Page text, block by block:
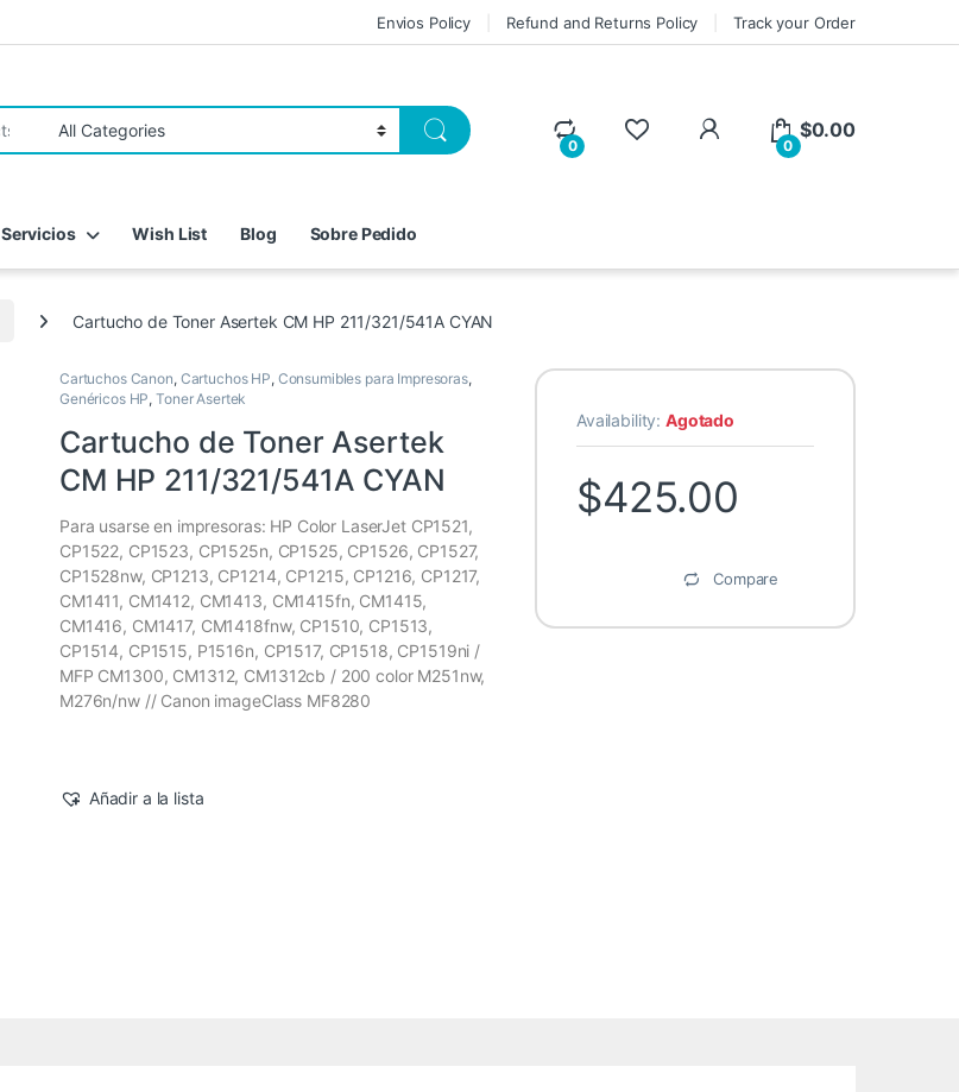
Envios Policy Refund and Returns Policy Track your Order
0
My Account
0
$0.00
Servicios Wish List Blog Sobre Pedido
Cartucho de Toner Asertek CM HP 211/321/541A CYAN
Cartuchos Canon, Cartuchos HP, Consumibles para Impresoras,
Genéricos HP,Toner Asertek
Cartucho de Toner Asertek
CM HP 211/321/541A CYAN
Para usarse en impresoras: HP Color LaserJet CP1521,
CP1522, CP1523, CP1525n, CP1525, CP1526, CP1527,
CP1528nw, CP1213, CP1214, CP1215, CP1216, CP1217,
CM1411, CM1412, CM1413, CM1415fn, CM1415,
CM1416, CM1417, CM1418fnw, CP1510, CP1513,
CP1514, CP1515, P1516n, CP1517, CP1518, CP1519ni /
MFP CM1300, CM1312, CM1312cb / 200 color M251nw,
M276n/nw // Canon imageClass MF8280
Añadir a la lista
Availability:Agotado
$425.00
Compare